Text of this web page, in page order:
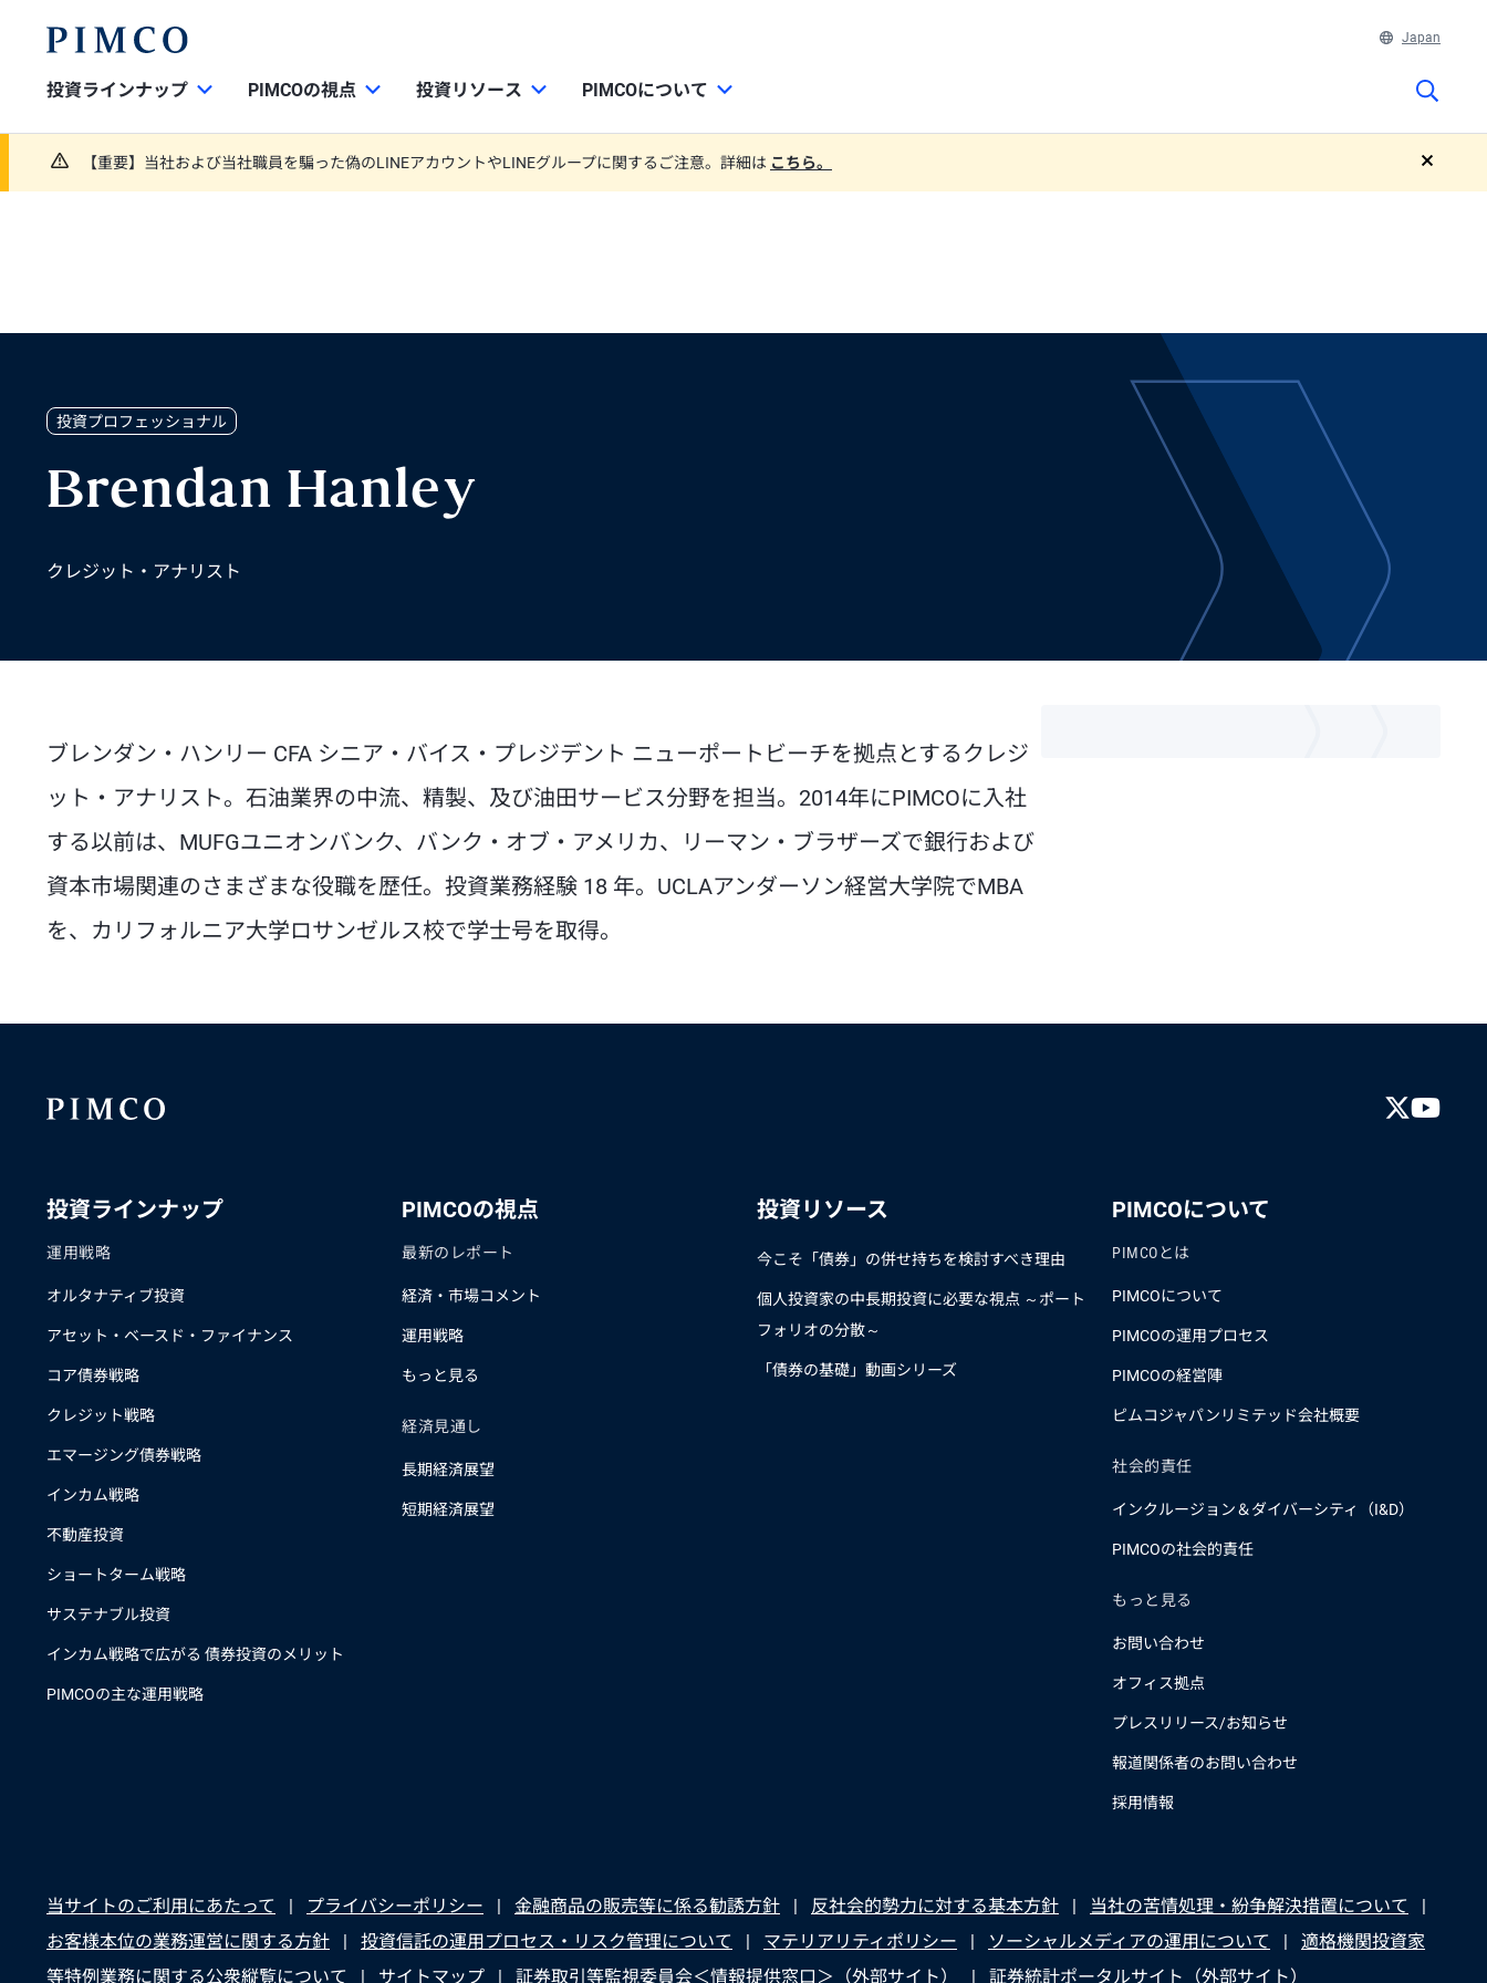
Japan
投資ラインナップ PIMCOの視点 投資リソース PIMCOについて
【重要】当社および当社職員を騙った偽のLINEアカウントやLINEグループに関するご注意。詳細は こちら。
投資プロフェッショナル
Brendan Hanley
クレジット・アナリスト
ブレンダン・ハンリー CFA シニア・バイス・プレジデント ニューポートビーチを拠点とするクレジ
ット・アナリスト。石油業界の中流、精製、及び油田サービス分野を担当。2014年にPIMCOに入社
する以前は、MUFGユニオンバンク、バンク・オブ・アメリカ、リーマン・ブラザーズで銀行および
資本市場関連のさまざまな役職を歴任。投資業務経験 18 年。UCLAアンダーソン経営大学院でMBA
を、カリフォルニア大学ロサンゼルス校で学士号を取得。
投資ラインナップ
運用戦略
オルタナティブ投資
アセット・ベースド・ファイナンス
コア債券戦略
クレジット戦略
エマージング債券戦略
インカム戦略
不動産投資
ショートターム戦略
サステナブル投資
インカム戦略で広がる 債券投資のメリット
PIMCOの主な運用戦略
PIMCOの視点
最新のレポート
経済・市場コメント
運用戦略
もっと見る
経済見通し
長期経済展望
短期経済展望
投資リソース
今こそ「債券」の併せ持ちを検討すべき理由
個人投資家の中長期投資に必要な視点 ～ポート
フォリオの分散～
「債券の基礎」動画シリーズ
PIMCOについて
PIMCOとは
PIMCOについて
PIMCOの運用プロセス
PIMCOの経営陣
ピムコジャパンリミテッド会社概要
社会的責任
インクルージョン＆ダイバーシティ（I&D）
PIMCOの社会的責任
もっと見る
お問い合わせ
オフィス拠点
プレスリリース/お知らせ
報道関係者のお問い合わせ
採用情報
当サイトのご利用にあたって プライバシーポリシー 金融商品の販売等に係る勧誘方針 反社会的勢力に対する基本方針
当社の苦情処理・紛争解決措置について
お客様本位の業務運営に関する方針
投資信託の運用プロセス・リスク管理について マテリアリティポリシー ソーシャルメディアの運用について
適格機関投資家
等特例業務に関する公衆縦覧について
サイトマップ 証券取引等監視委員会＜情報提供窓口＞（外部サイト） 証券統計ポータルサイト（外部サイト）